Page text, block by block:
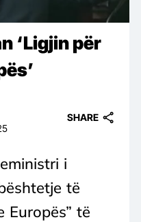
‘Ligjin për
SHARE
i
të
Europës” të